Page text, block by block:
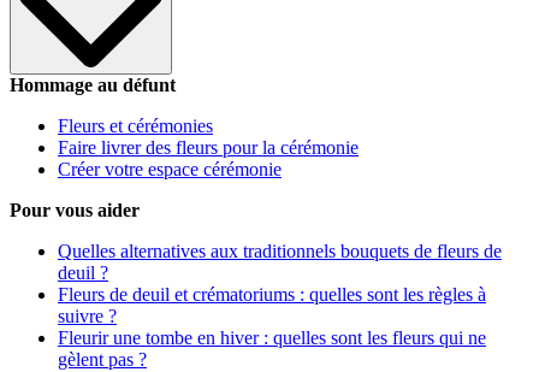
Hommage au défunt
Fleurs et cérémonies
Faire livrer des fleurs pour la cérémonie
Créer votre espace cérémonie
Pour vous aider
Quelles alternatives aux traditionnels bouquets de fleurs de
deuil ?
Fleurs de deuil et crématoriums : quelles sont les règles à
suivre ?
Fleurir une tombe en hiver : quelles sont les fleurs qui ne
gèlent pas ?